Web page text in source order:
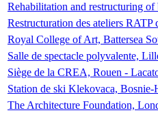
Rehabilitation and restructuring
Restructuration des ateliers RATP
Royal College of Art, Battersea
Salle de spectacle polyvalente,
Siège de la CREA, Rouen -
Station de ski Klekovaca, Bosnie-
The Architecture Foundation,